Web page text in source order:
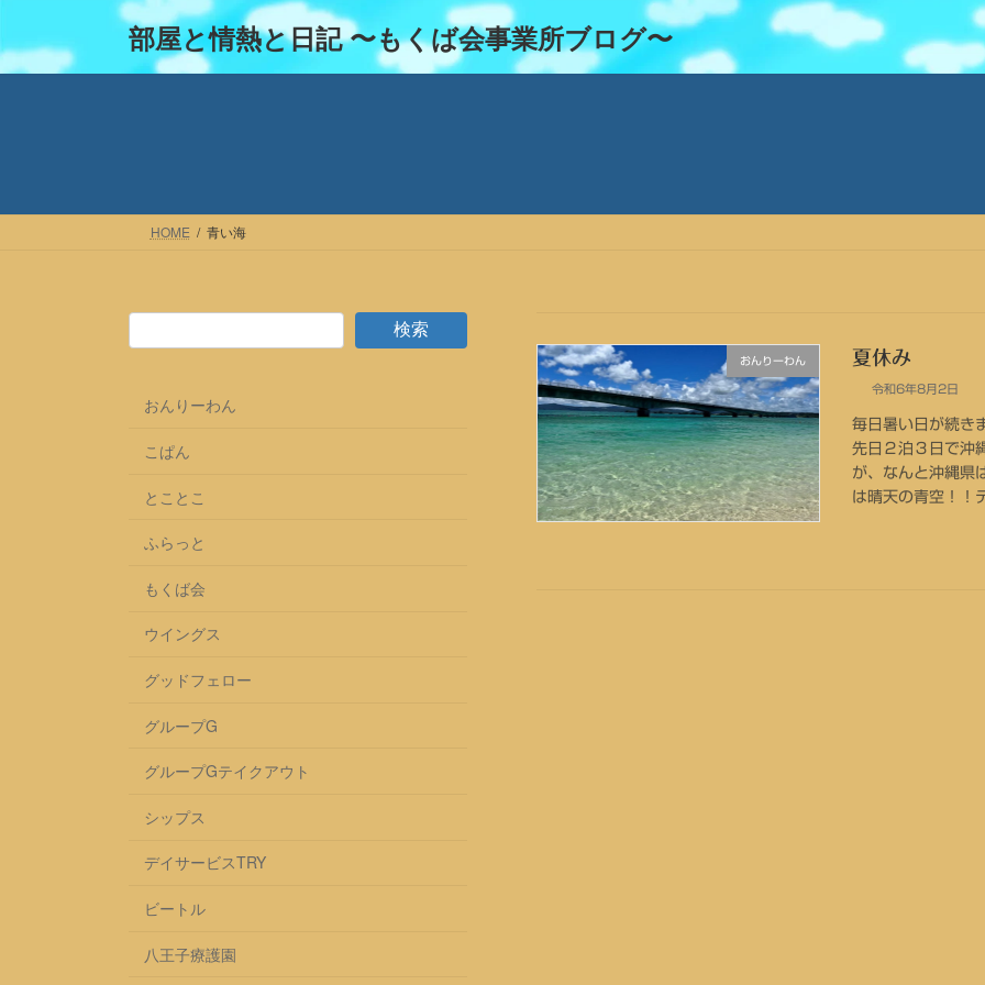
テ
ッ
ゲ
移
部屋と情熱と日記 〜もくば会事業所ブログ〜
HOME 青い海
おんりーわん 夏休み
令和6年8月2日
毎日暑い日が続き
先日２泊３日で沖
が、なんと沖縄県
は晴天の青空！！
検索
おんりーわん
こぱん
とことこ
ふらっと
もくば会
ウイングス
グッドフェロー
グループG
グループGテイクアウト
シップス
デイサービスTRY
ビートル
八王子療護園